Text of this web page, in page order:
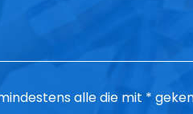
alle die mit *